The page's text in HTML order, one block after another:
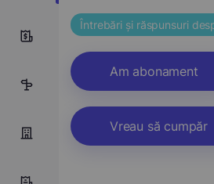
10
Întrebări și răspunsuri
Am abonament
Vreau să cumpăr